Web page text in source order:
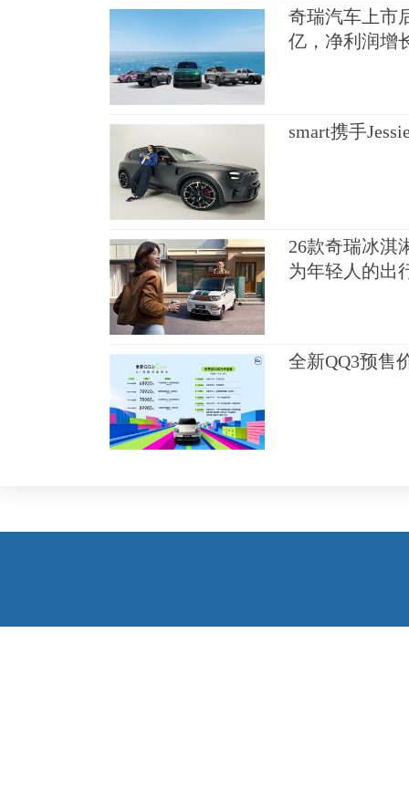
奇瑞汽车上市
亿，净利润增
smart携手
26款奇瑞冰淇
为年轻人的出
全新QQ3预售